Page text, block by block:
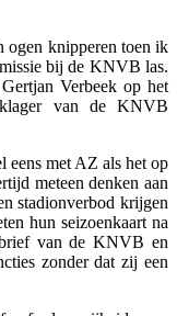
ogen knipperen toen ik
bij de KNVB las.
Verbeek op het
van de KNVB
met AZ als het op
meteen denken aan
stadionverbod krijgen
hun seizoenkaart na
van de KNVB en
zonder dat zij een